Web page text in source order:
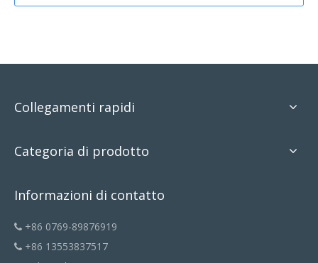
Collegamenti rapidi
Categoria di prodotto
Informazioni di contatto
 +86 0769-89876919
 +86 13553837517